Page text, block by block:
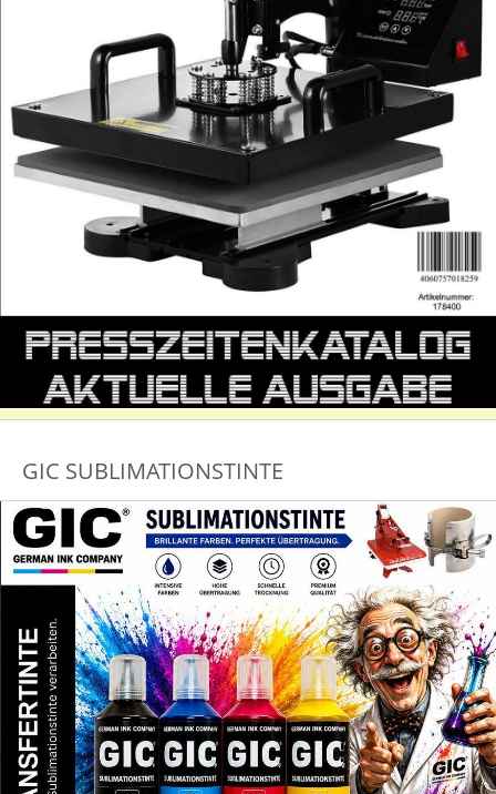
GIC SUBLIMATIONSTINTE